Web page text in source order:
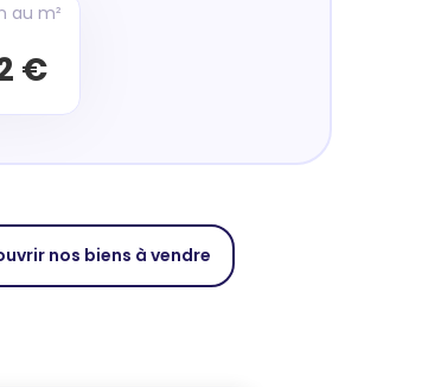
au m²
€
nos biens à vendre